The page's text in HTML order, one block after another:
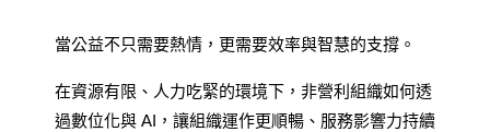
當公益不只需要熱情，更需要效率與智慧的支撐。
在資源有限、人力吃緊的環境下，非營利組織如何透
過數位化與 AI，讓組織運作更順暢、服務影響力持續